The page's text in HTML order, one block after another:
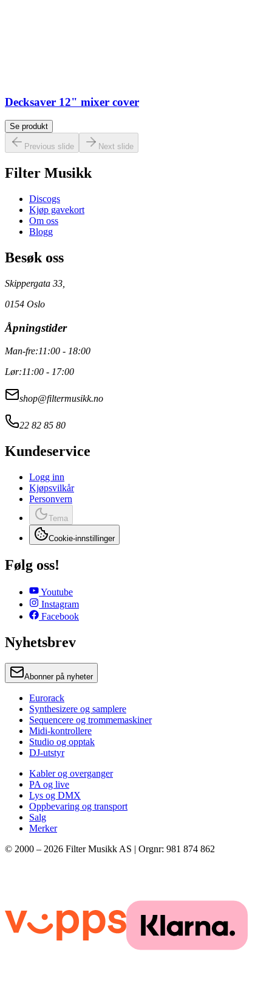
Decksaver 12" mixer cover
Se produkt
Previous slide Next slide
Filter Musikk
Discogs
Kjøp gavekort
Om oss
Blogg
Besøk oss
Skippergata 33,
0154 Oslo
Åpningstider
Man-fre:11:00 - 18:00
Lør:11:00 - 17:00
shop@filtermusikk.no
22 82 85 80
Kundeservice
Logg inn
Kjøpsvilkår
Personvern
Tema
Cookie-innstillinger
Følg oss!
Youtube
Instagram
Facebook
Nyhetsbrev
Abonner på nyheter
Eurorack
Synthesizere og samplere
Sequencere og trommemaskiner
Midi-kontrollere
Studio og opptak
DJ-utstyr
Kabler og overganger
PA og live
Lys og DMX
Oppbevaring og transport
Salg
Merker
© 2000 – 2026 Filter Musikk AS | Orgnr: 981 874 862